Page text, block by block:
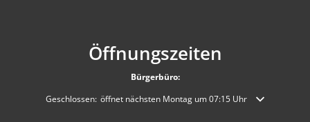
Öffnungszeiten
Bürgerbüro:
Klicken, um weitere Öffnungs- oder Schließzeiten auszublenden
Geschlossen: öffnet nächsten Montag um 07:15 Uhr